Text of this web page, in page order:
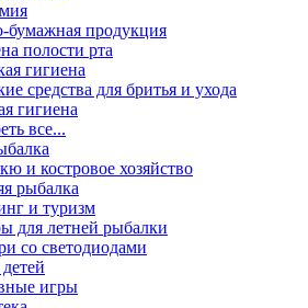
бумажная продукция
полости рта
гигиена
средства для бритья и ухода
гигиена
все...
и костровое хозяйство
рыбалка
и туризм
для летней рыбалки
со светодиодами
игры